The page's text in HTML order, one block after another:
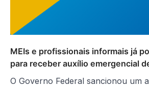
MEIs e profissionais informais já
para receber auxílio emergencial
O Governo Federal sancionou um